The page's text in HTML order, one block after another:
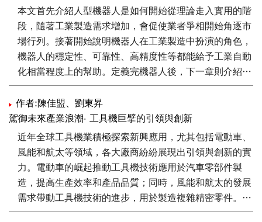
AMOLED張網機，以突破韓國技術壟斷，故吾人提出三項
核心技術達成張網機之大行程精密定位要求。本文將針對
產業大行程精密定位之需求、製程困難與此三項關鍵技術
做詳細介紹。
本文首先介紹人型機器人是如何開始從理論走入實用的階
段，隨著工業製造需求增加，會促使業者爭相開始角逐市
場行列。接著開始說明機器人在工業製造中扮演的角色，
機器人的穩定性、可靠性、高精度性等都能給予工業自動
化相當程度上的幫助。定義完機器人後，下一章則介紹人
型機器人主要的特色與技術，即比照人類擁有的視覺、思
考能力，並帶出要實現上述這些功能，所要開發的關鍵技
術如工業感測器。有了基礎認知之後，接下來介紹全球較
具規模的人型機器人開發商，並帶出他們所研究專精的技
術項目以及產品特色。最後則是盤點人型機器人在現階段
的發展優劣勢以及對我國產業的影響。
作者:陳佳盟、劉東昇
駕御未來產業浪潮- 工具機巨擘的引領與創新
近年全球工具機業積極探索新興應用，尤其包括電動車、
風能和航太等領域，各大廠商紛紛展現出引領與創新的實
力。電動車的崛起推動工具機技術應用於汽車零部件製
造，提高生產效率和產品品質；同時，風能和航太的發展
需求帶動工具機技術的進步，用於製造複雜精密零件。透
過數位化和自動化的技術創新，工具機業致力於提供高效